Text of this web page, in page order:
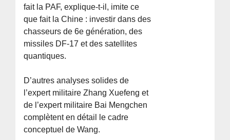
fait la PAF, explique-t-il, imite ce
que fait la Chine : investir dans des
chasseurs de 6e génération, des
missiles DF-17 et des satellites
quantiques.
D’autres analyses solides de
l’expert militaire Zhang Xuefeng et
de l’expert militaire Bai Mengchen
complètent en détail le cadre
conceptuel de Wang.